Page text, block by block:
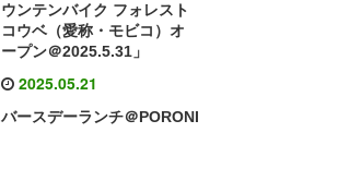
ウンテンバイク フォレスト
コウベ（愛称・モビコ）オ
ープン＠2025.5.31」
2025.05.21
バースデーランチ＠PORONI